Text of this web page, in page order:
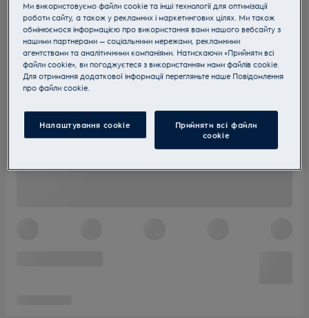
Ми використовуємо файли cookie та інші технології для оптимізації
роботи сайту, а також у рекламних і маркетингових цілях. Ми також
обмінюємося інформацією про використання вами нашого вебсайту з
нашими партнерами — соціальними мережами, рекламними
агентствами та аналітичними компаніями. Натискаючи «Прийняти всі
файли cookie», ви погоджуєтеся з використанням нами файлів cookie.
Для отримання додаткової інформації перегляньте наше Пoвідомлення
прo файли cookie.
Налаштування cookie
Прийняти всі файли
сookie